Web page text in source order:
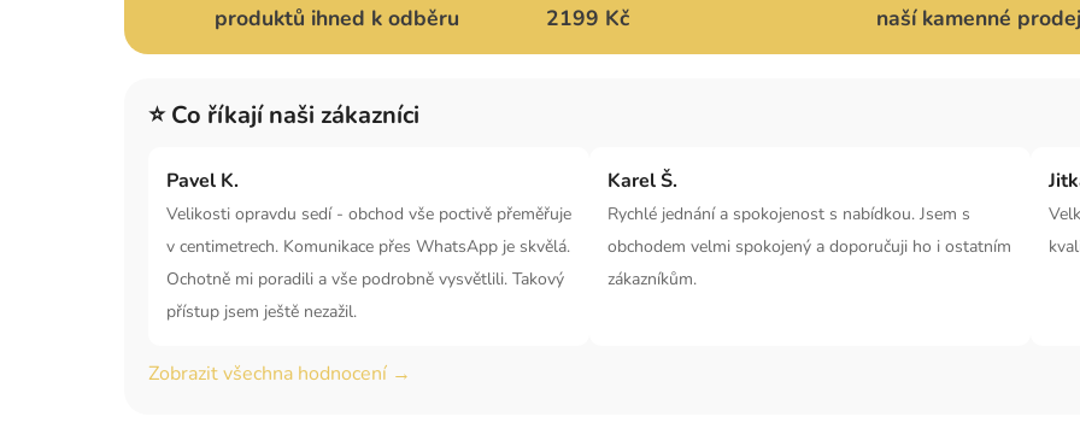
produktů ihned k odběru
2199 Kč
naší kamenné
⭐ Co říkají naši zákazníci
Pavel K.
Velikosti opravdu sedí - obchod vše poctivě přeměřuje
v centimetrech. Komunikace přes WhatsApp je skvělá.
Ochotně mi poradili a vše podrobně vysvětlili. Takový
přístup jsem ještě nezažil.
Karel Š.
Rychlé jednání a spokojenost s nabídkou. Jsem s
obchodem velmi spokojený a doporučuji ho i ostatním
zákazníkům.
Zobrazit všechna hodnocení →